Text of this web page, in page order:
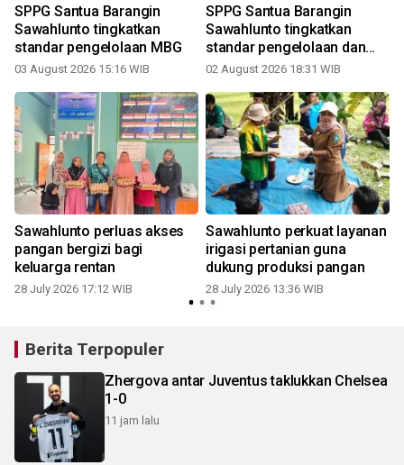
SPPG Santua Barangin
Sawahlunto tingkatkan
standar pengelolaan MBG
03 August 2026 15:16 WIB
SPPG Santua Barangin
Sawahlunto tingkatkan
standar pengelolaan dan
pelayanan MBG
02 August 2026 18:31 WIB
Sawahlunto perluas akses
pangan bergizi bagi
keluarga rentan
28 July 2026 17:12 WIB
Sawahlunto perkuat layanan
irigasi pertanian guna
dukung produksi pangan
28 July 2026 13:36 WIB
Berita Terpopuler
Zhergova antar Juventus taklukkan Chelsea
1-0
11 jam lalu